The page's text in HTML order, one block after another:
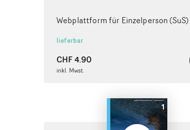
Webplattform für Einzelperson (SuS)
lieferbar
CHF4.90
inkl. Mwst.